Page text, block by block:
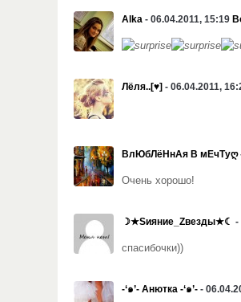
Alka - 06.04.2011, 15:19
Лёля..[♥] - 06.04.2011,
ВлЮбЛёНнАя В мЕчТуღ
Очень хорошо!
☽★Sияние_Zвезды★☾ -
спасибочки))
-‘๑’- Анютка -‘๑’- -